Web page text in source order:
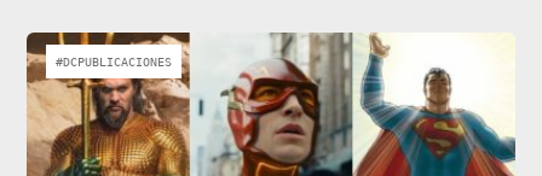
#DCPUBLICACIONES